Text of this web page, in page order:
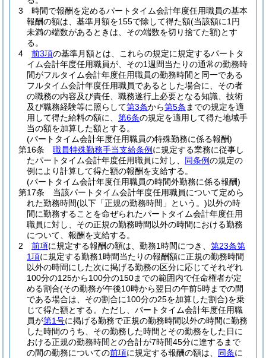
3
時間で報酬を定めるパートタイム会計年度任用職員の基本
報酬の額は、基準月額を155で除して得た額(当該額に1円
未満の端数があるときは、その端数を切り捨てた額)とす
る。
4
前3項の基準月額とは、これらの規定に規定するパートタ
イム会計年度任用職員が、その1週間当たりの通常の勤務時
間がフルタイム会計年度任用職員の勤務時間と同一である
フルタイム会計年度任用職員であるとした場合に、その者
の職務の内容及び責任、職務遂行上必要となる知識、技術
及び職務経験等に照らして第3条から第5条 までの規定を適
用して得た給料の額に、 第6条の規定を適用して得た地域手
当の額を加算した額とする。
(パートタイム会計年度任用職員の特殊勤務に係る報酬)
第16条
職員特殊勤務手当支給条例 に規定する業務に従事し
たパートタイム会計年度任用職員に対し、 同条例の規定の
例により計算して得た額の報酬を支給する。
(パートタイム会計年度任用職員の時間外勤務に係る報酬)
第17条
当該パートタイム会計年度任用職員について定めら
れた勤務時間(以下「正規の勤務時間」という。)以外の時
間に勤務することを命ぜられたパートタイム会計年度任用
職員に対し、その正規の勤務時間以外の時間における勤務
について、報酬を支給する。
2
前項に規定する報酬の額は、勤務1時間につき、 第23条第
1項に規定する勤務1時間当たりの報酬額に正規の勤務時間
以外の時間にした次に掲げる勤務の区分に応じてそれぞれ
100分の125から100分の150までの範囲内で任命権者が定
める割合(その勤務が午後10時から翌日の午前5時までの間
である場合は、その割合に100分の25を加算した割合)を乗
じて得た額とする。 ただし、パートタイム会計年度任用職
員が第1号に掲げる勤務で正規の勤務時間以外の時間に勤務
した時間のうち、その勤務した時間とその勤務をした日に
おける正規の勤務時間との合計が7時間45分に達するまで
の間の勤務についての前項に規定する報酬の額は、 同条に